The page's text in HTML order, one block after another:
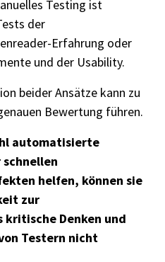
Testing ist
der
Erfahrung oder
und der Usability.
beider Ansätze kann zu
Bewertung führen.
automatisierte
helfen, können sie
zur
Denken und
Testern nicht